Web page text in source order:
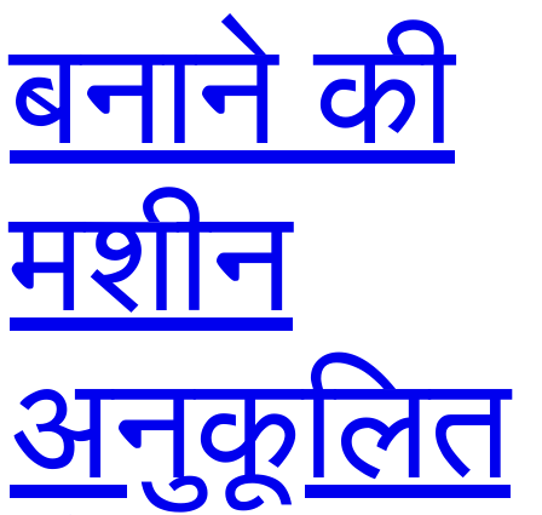
बनाने की
मशीन
अनुकूलित